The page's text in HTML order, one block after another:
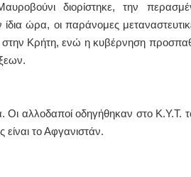
διορίστηκε, την
ώρα, οι παράνομες
στην Κρήτη, ενώ η κυβέρνηση
αλλοδαποί οδηγήθηκαν στο Κ.Υ.Τ.
το Αφγανιστάν.
ΧΕΙΡΟΥΡΓΟΣ
ΟΦΘΑΛΜΙΑΤΡΟΣ
Διδάκτωρ Ιατρικής Σχολής
Πανεπιστημίου Αθηνών
Καλλιπόλεως 3,Νέα Σμύρνη,
Χειρουργός Ωτορινολαρυγγολόγος
Έλενα Μπούμπα